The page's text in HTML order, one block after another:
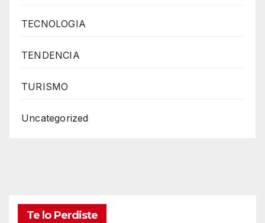
TECNOLOGIA
TENDENCIA
TURISMO
Uncategorized
Te lo Perdiste